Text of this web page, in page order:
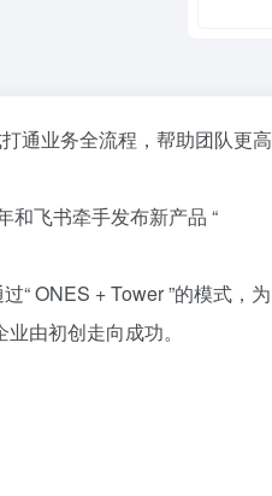
通业务全流程，帮助团队更高
和飞书牵手发布新产品 “
“ ONES + Tower ”的模式，为
由初创走向成功。